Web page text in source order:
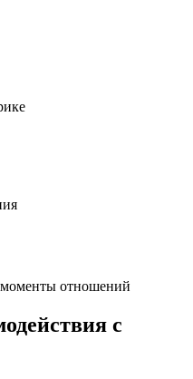
моменты отношений
с